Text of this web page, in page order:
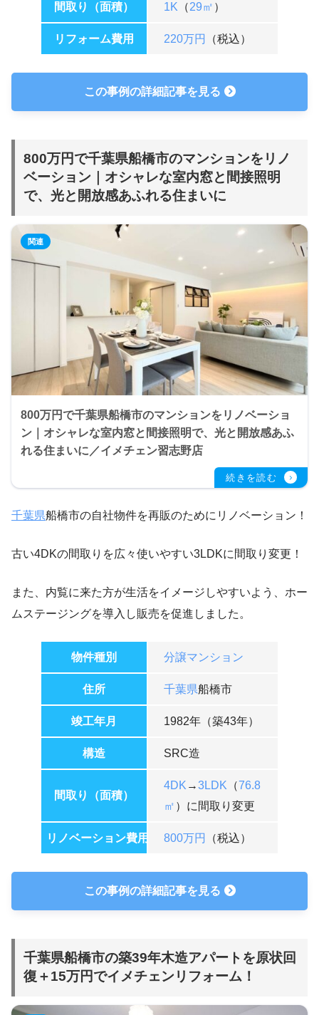
間取り（面積） 1K （29㎡ ）
リフォーム費用 220万円 （税込）
この事例の詳細記事を見る
800万円で千葉県船橋市のマンションをリノ
ベーション｜オシャレな室内窓と間接照明
で、光と開放感あふれる住まいに
800万円で千葉県船橋市のマンションをリノベーショ
ン｜オシャレな室内窓と間接照明で、光と開放感あふ
れる住まいに／イメチェン習志野店
千葉県船橋市の自社物件を再販のためにリノベーション！
古い4DKの間取りを広々使いやすい3LDKに間取り変更！
また、内覧に来た方が生活をイメージしやすいよう、ホー
ムステージングを導入し販売を促進しました。
物件種別 分譲マンション
住所 千葉県船橋市
竣工年月 1982年（築43年）
構造 SRC造
間取り（面積）
4DK →3LDK （76.8
㎡ ）に間取り変更
リノベーション費用 800万円 （税込）
この事例の詳細記事を見る
千葉県船橋市の築39年木造アパートを原状回
復＋15万円でイメチェンリフォーム！